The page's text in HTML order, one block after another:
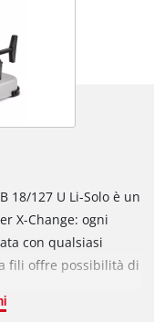
18/127 U Li-Solo è un
X-Change: ogni
con qualsiasi
fili offre possibilità di
dalla protezione